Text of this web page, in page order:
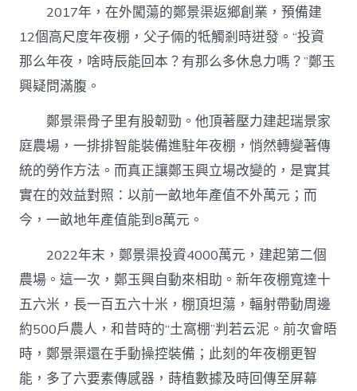
2017年，在外闖蕩的鄭景渠返鄉創業，預備建
12個高尺度年夜棚，父子倆的牴觸剎時迸發。“投資
那么年夜，啥時辰能回本？有那么多休息力嗎？”鄭玉
興疑問滿腹。
鄭景渠骨子里有股韌勁。他頂著壓力建起瑞景家
庭農場，一排排智能裝備進駐年夜棚，悄然轉變著傳
統的勞作方法。而真正讓鄭玉興立場改變的，是實其
實在的效益對照：以前一畝地年產值不外萬元；而
今，一畝地年產值能到8萬元。
2022年末，鄭景渠投資4000萬元，建起第二個
農場。這一次，鄭玉興自動來相助。新年夜棚寬達十
五六米，長一百五六十米，棚頂坦蕩，輻射帶動周邊
約500戶農人，和昔時的“土窩棚”判若云泥。前次會晤
時，鄭景渠還在手動操控裝備；此刻的年夜棚更智
能，多了六要素傳感器，蒔植數據及時回傳至屏幕